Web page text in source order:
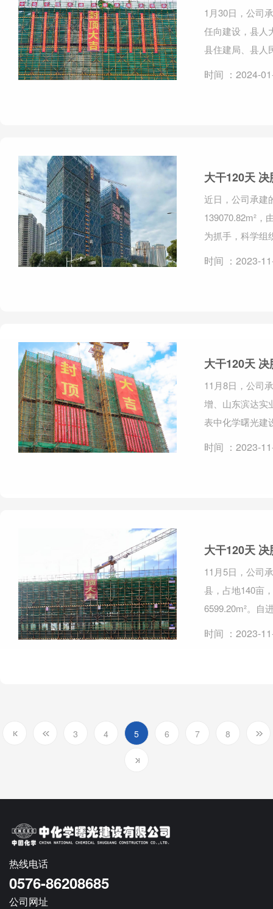
1月30日，公司
任向建设，县人
县住建局、县人
时间 ：2024-
大干120天
近日，公司承建
139070.82m²，
为抓手，科学组
时间 ：2023-
大干120天
11月8日，公司
增、山东滨达实
表中化学曙光建
时间 ：2023-
大干120天
11月5日，公司
县，占地140亩
6599.20m²。自
时间 ：2023-
3 4 5 6 7 8
热线电话
0576-86208685
公司网址